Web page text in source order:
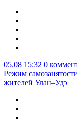
05.08 15:32 0
Режим
жителей Улан–Удэ